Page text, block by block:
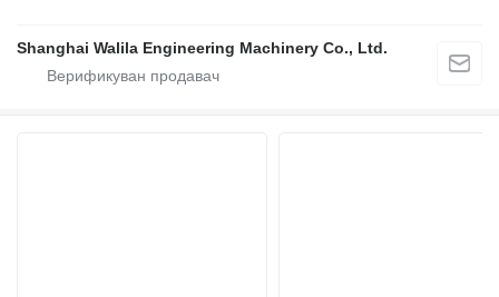
Shanghai Walila Engineering Machinery Co., Ltd.